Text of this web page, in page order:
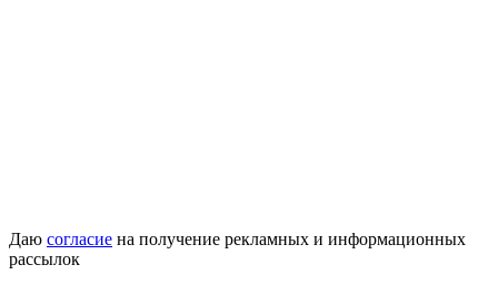
Даю согласие на получение рекламных и информационных
рассылок